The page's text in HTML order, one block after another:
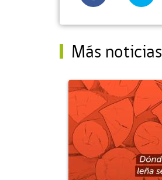
Más noticias